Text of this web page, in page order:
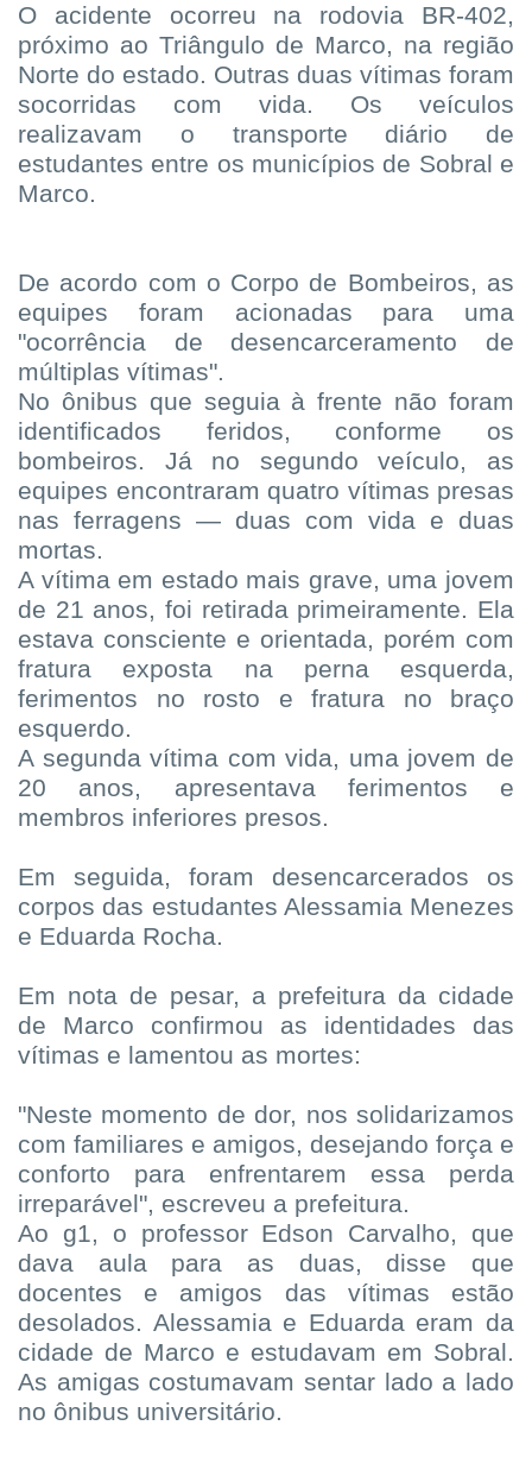
O acidente ocorreu na rodovia BR-402,
próximo ao Triângulo de Marco, na região
Norte do estado. Outras duas vítimas foram
socorridas com vida. Os veículos
realizavam o transporte diário de
estudantes entre os municípios de Sobral e
Marco.
De acordo com o Corpo de Bombeiros, as
equipes foram acionadas para uma
"ocorrência de desencarceramento de
múltiplas vítimas".
No ônibus que seguia à frente não foram
identificados feridos, conforme os
bombeiros. Já no segundo veículo, as
equipes encontraram quatro vítimas presas
nas ferragens — duas com vida e duas
mortas.
A vítima em estado mais grave, uma jovem
de 21 anos, foi retirada primeiramente. Ela
estava consciente e orientada, porém com
fratura exposta na perna esquerda,
ferimentos no rosto e fratura no braço
esquerdo.
A segunda vítima com vida, uma jovem de
20 anos, apresentava ferimentos e
membros inferiores presos.
Em seguida, foram desencarcerados os
corpos das estudantes Alessamia Menezes
e Eduarda Rocha.
Em nota de pesar, a prefeitura da cidade
de Marco confirmou as identidades das
vítimas e lamentou as mortes:
"Neste momento de dor, nos solidarizamos
com familiares e amigos, desejando força e
conforto para enfrentarem essa perda
irreparável", escreveu a prefeitura.
Ao g1, o professor Edson Carvalho, que
dava aula para as duas, disse que
docentes e amigos das vítimas estão
desolados. Alessamia e Eduarda eram da
cidade de Marco e estudavam em Sobral.
As amigas costumavam sentar lado a lado
no ônibus universitário.